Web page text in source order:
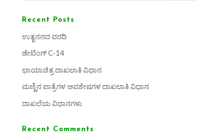
Recent Posts
ಉತ್ಖನನದ ವರದಿ
ಡೇಟಿಂಗ್ C-14
ಛಾಯಾಚಿತ್ರ ದಾಖಲಾತಿ ವಿಧಾನ
ಮಣ್ಣಿನ ಪಾತ್ರೆಗಳ ಅವಶೇಷಗಳ ದಾಖಲಾತಿ ವಿಧಾನ
ದಾಖಲೆಯ ವಿಧಾನಗಳು
Recent Comments